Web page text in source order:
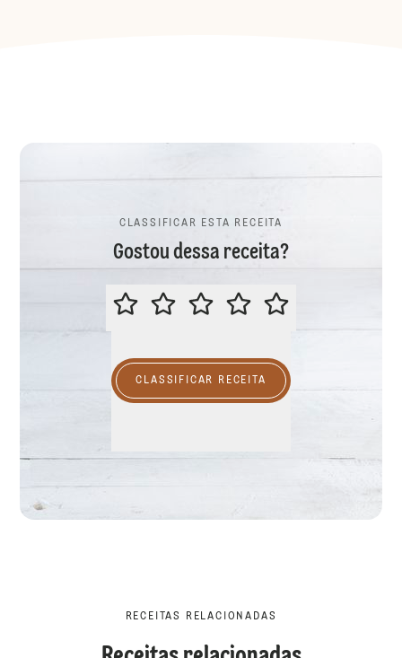
CLASSIFICAR ESTA RECEITA
Gostou dessa receita?
CLASSIFICAR ESTA RECEITA
CLASSIFICAR RECEITA
RECEITAS RELACIONADAS